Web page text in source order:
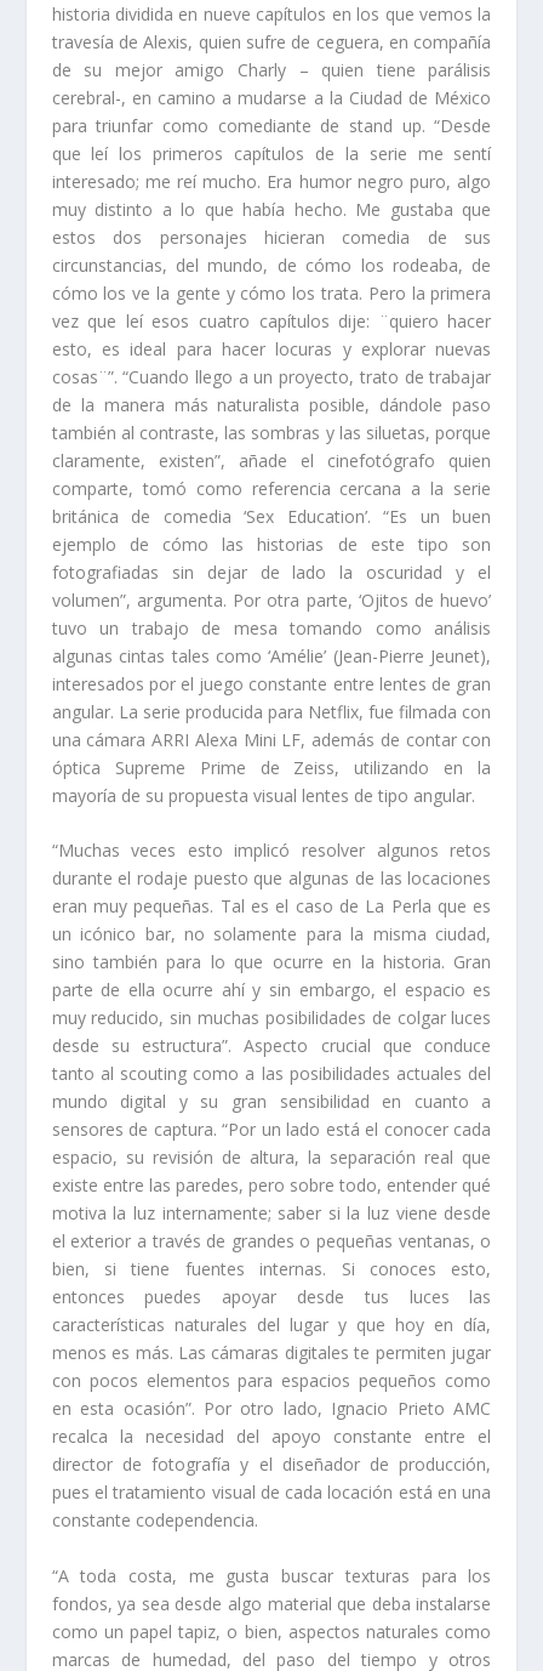
historia dividida en nueve capítulos en los que vemos la
travesía de Alexis, quien sufre de ceguera, en compañía
de su mejor amigo Charly – quien tiene parálisis
cerebral-, en camino a mudarse a la Ciudad de México
para triunfar como comediante de stand up. “Desde
que leí los primeros capítulos de la serie me sentí
interesado; me reí mucho. Era humor negro puro, algo
muy distinto a lo que había hecho. Me gustaba que
estos dos personajes hicieran comedia de sus
circunstancias, del mundo, de cómo los rodeaba, de
cómo los ve la gente y cómo los trata. Pero la primera
vez que leí esos cuatro capítulos dije: ¨quiero hacer
esto, es ideal para hacer locuras y explorar nuevas
cosas¨”. “Cuando llego a un proyecto, trato de trabajar
de la manera más naturalista posible, dándole paso
también al contraste, las sombras y las siluetas, porque
claramente, existen”, añade el cinefotógrafo quien
comparte, tomó como referencia cercana a la serie
británica de comedia ‘Sex Education’. “Es un buen
ejemplo de cómo las historias de este tipo son
fotografiadas sin dejar de lado la oscuridad y el
volumen”, argumenta. Por otra parte, ‘Ojitos de huevo’
tuvo un trabajo de mesa tomando como análisis
algunas cintas tales como ‘Amélie’ (Jean-Pierre Jeunet),
interesados por el juego constante entre lentes de gran
angular. La serie producida para Netflix, fue filmada con
una cámara ARRI Alexa Mini LF, además de contar con
óptica Supreme Prime de Zeiss, utilizando en la
mayoría de su propuesta visual lentes de tipo angular.
“Muchas veces esto implicó resolver algunos retos
durante el rodaje puesto que algunas de las locaciones
eran muy pequeñas. Tal es el caso de La Perla que es
un icónico bar, no solamente para la misma ciudad,
sino también para lo que ocurre en la historia. Gran
parte de ella ocurre ahí y sin embargo, el espacio es
muy reducido, sin muchas posibilidades de colgar luces
desde su estructura”. Aspecto crucial que conduce
tanto al scouting como a las posibilidades actuales del
mundo digital y su gran sensibilidad en cuanto a
sensores de captura. “Por un lado está el conocer cada
espacio, su revisión de altura, la separación real que
existe entre las paredes, pero sobre todo, entender qué
motiva la luz internamente; saber si la luz viene desde
el exterior a través de grandes o pequeñas ventanas, o
bien, si tiene fuentes internas. Si conoces esto,
entonces puedes apoyar desde tus luces las
características naturales del lugar y que hoy en día,
menos es más. Las cámaras digitales te permiten jugar
con pocos elementos para espacios pequeños como
en esta ocasión”. Por otro lado, Ignacio Prieto AMC
recalca la necesidad del apoyo constante entre el
director de fotografía y el diseñador de producción,
pues el tratamiento visual de cada locación está en una
constante codependencia.
“A toda costa, me gusta buscar texturas para los
fondos, ya sea desde algo material que deba instalarse
como un papel tapiz, o bien, aspectos naturales como
marcas de humedad, del paso del tiempo y otros